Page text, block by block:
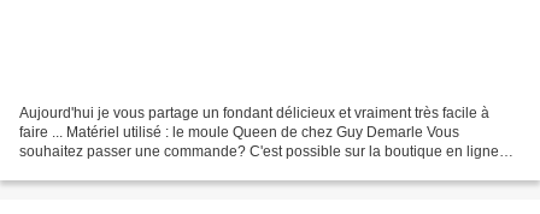
Aujourd'hui je vous partage un fondant délicieux et vraiment très facile à
faire ... Matériel utilisé : le moule Queen de chez Guy Demarle Vous
souhaitez passer une commande? C'est possible sur la boutique en ligne